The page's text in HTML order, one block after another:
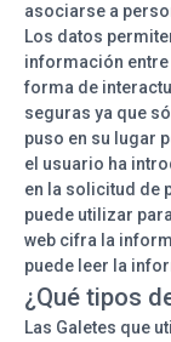
asociarse a
Los datos
información entre
forma de
seguras ya que
puso en su lugar
el usuario ha
en la solicitud de
puede utilizar
web cifra la
puede leer la
¿Qué tipos
Las Galetes que